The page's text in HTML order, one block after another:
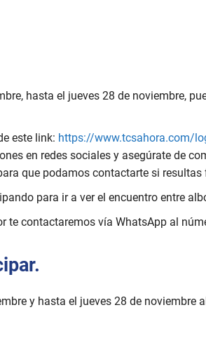
hasta el jueves 28 de noviembre,
este link: https://www.tcsahora.com/
en redes sociales y asegúrate de
que podamos contactarte si resultas
para ir a ver el encuentro entre
te contactaremos vía WhatsApp al
y hasta el jueves 28 de noviembre